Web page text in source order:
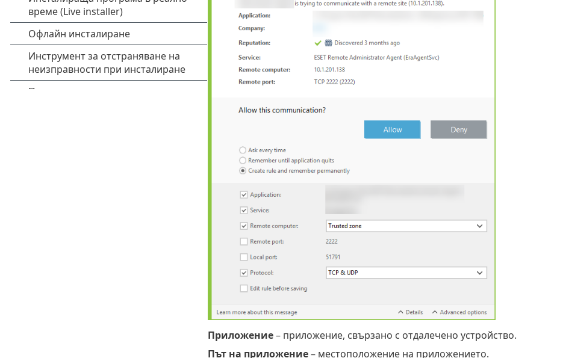
Приложение– приложение, свързано с отдалечено устройство.
Път на приложение– местоположение на приложението.